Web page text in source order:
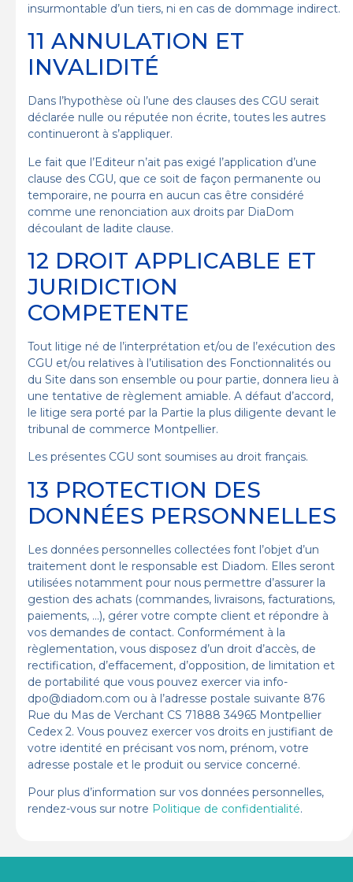
insurmontable d’un tiers, ni en cas de dommage indirect.
11 ANNULATION ET
INVALIDITÉ
Dans l’hypothèse où l’une des clauses des CGU serait
déclarée nulle ou réputée non écrite, toutes les autres
continueront à s’appliquer.
Le fait que l’Editeur n’ait pas exigé l’application d’une
clause des CGU, que ce soit de façon permanente ou
temporaire, ne pourra en aucun cas être considéré
comme une renonciation aux droits par DiaDom
découlant de ladite clause.
12 DROIT APPLICABLE ET
JURIDICTION
COMPETENTE
Tout litige né de l’interprétation et/ou de l’exécution des
CGU et/ou relatives à l’utilisation des Fonctionnalités ou
du Site dans son ensemble ou pour partie, donnera lieu à
une tentative de règlement amiable. A défaut d’accord,
le litige sera porté par la Partie la plus diligente devant le
tribunal de commerce Montpellier.
Les présentes CGU sont soumises au droit français.
13 PROTECTION DES
DONNÉES PERSONNELLES
Les données personnelles collectées font l’objet d’un
traitement dont le responsable est Diadom. Elles seront
utilisées notamment pour nous permettre d’assurer la
gestion des achats (commandes, livraisons, facturations,
paiements, …), gérer votre compte client et répondre à
vos demandes de contact. Conformément à la
règlementation, vous disposez d’un droit d’accès, de
rectification, d’effacement, d’opposition, de limitation et
de portabilité que vous pouvez exercer via info-
dpo@diadom.com ou à l’adresse postale suivante 876
Rue du Mas de Verchant CS 71888 34965 Montpellier
Cedex 2. Vous pouvez exercer vos droits en justifiant de
votre identité en précisant vos nom, prénom, votre
adresse postale et le produit ou service concerné.
Pour plus d’information sur vos données personnelles,
rendez-vous sur notre Politique de confidentialité.